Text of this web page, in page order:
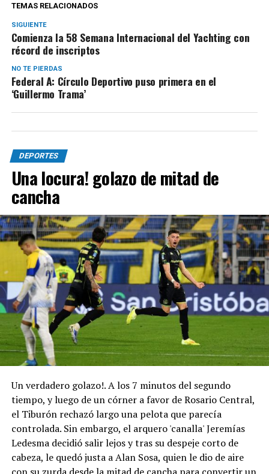
TEMAS RELACIONADOS
SIGUIENTE
Comienza la 58 Semana Internacional del Yachting con
récord de inscriptos
NO TE PIERDAS
Federal A: Círculo Deportivo puso primera en el
‘Guillermo Trama’
DEPORTES
Una locura! golazo de mitad de
cancha
Un verdadero golazo!. A los 7 minutos del segundo
tiempo, y luego de un córner a favor de Rosario Central,
el Tiburón rechazó largo una pelota que parecía
controlada. Sin embargo, el arquero 'canalla' Jeremías
Ledesma decidió salir lejos y tras su despeje corto de
cabeza, le quedó justa a Alan Sosa, quien le dio de aire